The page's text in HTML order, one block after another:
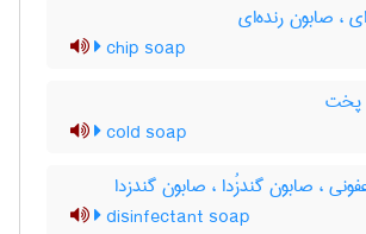
، صابون رنده‌ای
chip soap
پخت
cold soap
، صابون گندزُدا ، صابون گندزدا
disinfectant soap